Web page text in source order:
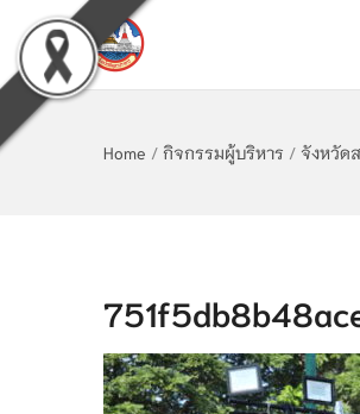
Home / กิจกรรมผู้บริหาร / จังหวัด